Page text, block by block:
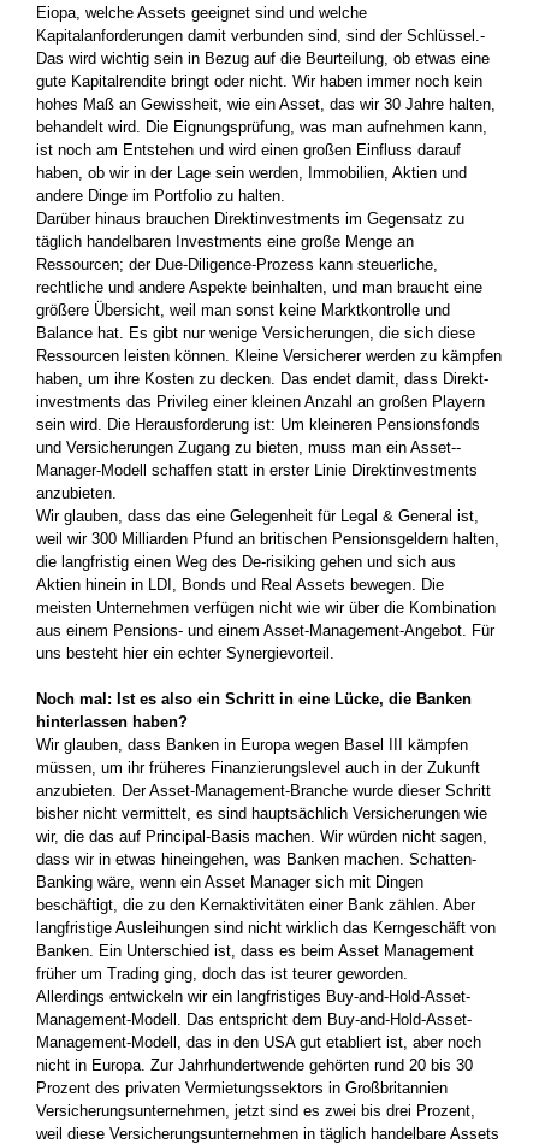
Eiopa, welche Assets­ geeignet sind und welche
Kapitalanforderungen damit verbunden sind, sind der Schlüssel.­
Das wird wichtig sein in Bezug auf die Beurteilung, ob etwas eine
gute Kapitalrendite bringt oder nicht. Wir haben immer noch kein
hohes­ Maß an Gewissheit, wie ein Asset, das wir 30 Jahre halten,
behandelt wird. Die Eignungsprüfung, was man aufnehmen kann,
ist noch am Entstehen und wird einen großen Einfluss darauf
haben, ob wir in der Lage sein werden, Immobilien, Aktien und
andere Dinge­ im Portfolio zu halten.
Darüber hinaus brauchen Direkt­investments im Gegensatz zu
täglich handelbaren Investments eine große Menge an
Ressourcen;­ der Due-Diligence-Prozess kann steuerliche,
rechtliche und andere Aspekte­ beinhalten, und man braucht eine
größere Übersicht, weil man sonst keine Markt­kontrolle und
Balance hat. Es gibt nur wenige Versicher­ungen, die sich diese
Ressourcen leisten können. Kleine Versicherer werden zu kämpfen
haben, um ihre Kosten zu decken. Das endet damit, dass Direkt­
investments das Privileg einer kleinen Anzahl an großen Playern
sein wird. Die Heraus­forderung ist: Um kleineren Pensions­fonds
und Versicherungen Zugang zu bieten, muss man ein Asset-­
Manager-Modell schaffen­ statt in erster Linie Direktinvestments
anzubieten.
Wir glauben, dass das eine Gelegenheit für Legal & General ist,
weil wir 300 Milliarden­ Pfund an britischen Pensionsgeldern halten,
die langfristig einen Weg des De-risiking gehen­ und sich aus
Aktien hinein in LDI, Bonds und Real Assets bewegen. Die
meisten Unternehmen verfügen nicht wie wir über die Kombination
aus einem Pensions- und einem­ Asset-Management-Angebot. Für
uns besteht hier ein echter Synergievorteil.
Noch mal: Ist es also ein Schritt in eine Lücke, die Banken
hinterlassen haben?
Wir glauben, dass Banken in Europa wegen­ Basel III kämpfen
müssen, um ihr früheres­ Finanzierungslevel auch in der Zukunft
anzubieten. Der Asset-Management-Branche wurde dieser Schritt
bisher nicht vermittelt,­ es sind hauptsächlich Versicherungen wie
wir, die das auf Principal-Basis machen. Wir würden nicht sagen,
dass wir in etwas hineingehen, was Banken machen. Schatten-
Banking wäre, wenn ein Asset Manager­ sich mit Dingen
beschäftigt, die zu den Kernaktivitäten einer Bank zählen. Aber
langfristige Ausleihungen sind nicht wirklich das Kerngeschäft von
Banken. Ein Unterschied ist, dass es beim Asset Management
früher um Trading ging, doch das ist teurer geworden.
Allerdings entwickeln wir ein lang­fristiges Buy-and-Hold-Asset-
Management-Modell. Das entspricht dem Buy-and-Hold-Asset-
Management­-Modell, das in den USA gut etabliert­ ist, aber noch
nicht in Europa. Zur Jahrhundertwende gehörten rund 20 bis 30
Prozent­ des privaten Vermietungssektors in Großbritannien
Versicherungsunternehmen, jetzt sind es zwei bis drei Prozent,
weil diese Versicherungs­unternehmen in täglich handel­bare Assets